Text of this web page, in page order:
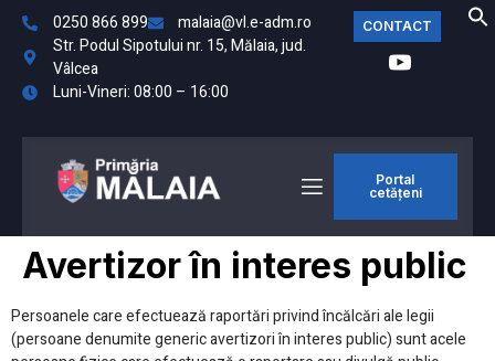
0250 866 899
malaia@vl.e-adm.ro
Str. Podul Sipotului nr. 15, Mălaia, jud.
Vâlcea
Luni-Vineri: 08:00 – 16:00
CONTACT
Portal
cetățeni
Avertizor în interes public
Persoanele care efectuează raportări privind încălcări ale legii
(persoane denumite generic avertizori în interes public) sunt acele